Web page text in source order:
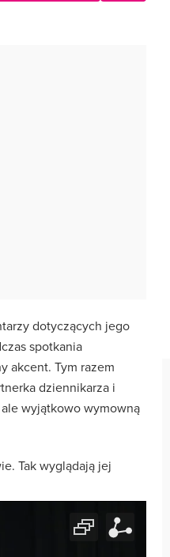
dotyczących jego
spotkania
akcent. Tym razem
dziennikarza i
wyjątkowo wymowną
Tak wyglądają jej